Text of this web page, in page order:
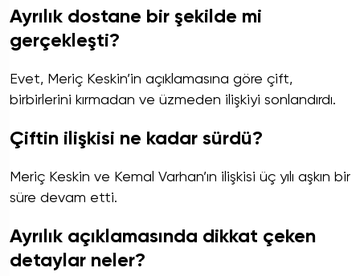
Ayrılık dostane bir şekilde mi
gerçekleşti?
Evet, Meriç Keskin’in açıklamasına göre çift,
birbirlerini kırmadan ve üzmeden ilişkiyi sonlandırdı.
Çiftin ilişkisi ne kadar sürdü?
Meriç Keskin ve Kemal Varhan’ın ilişkisi üç yılı aşkın bir
süre devam etti.
Ayrılık açıklamasında dikkat çeken
detaylar neler?